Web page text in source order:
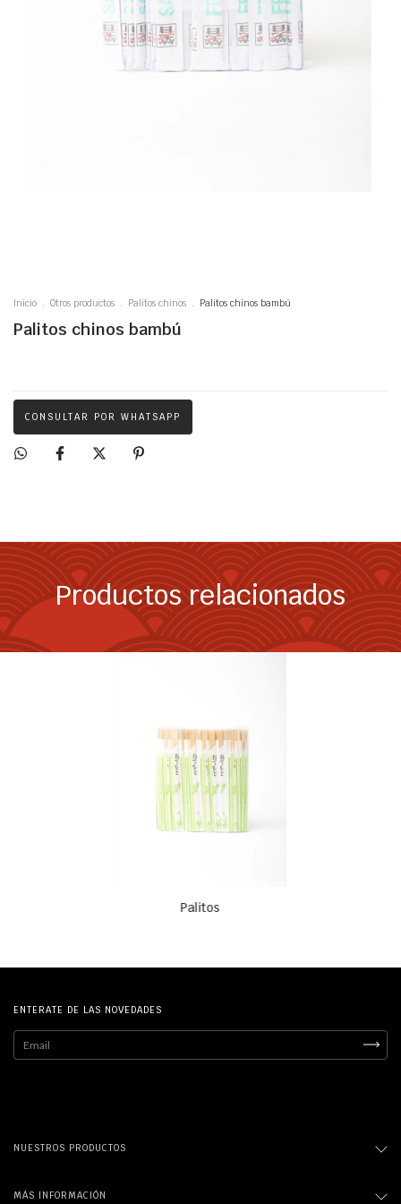
Inicio . Otros productos . Palitos chinos . Palitos chinos bambú
Palitos chinos bambú
CONSULTAR POR WHATSAPP
Productos relacionados
Palitos
ENTERATE DE LAS NOVEDADES
NUESTROS PRODUCTOS
MÁS INFORMACIÓN